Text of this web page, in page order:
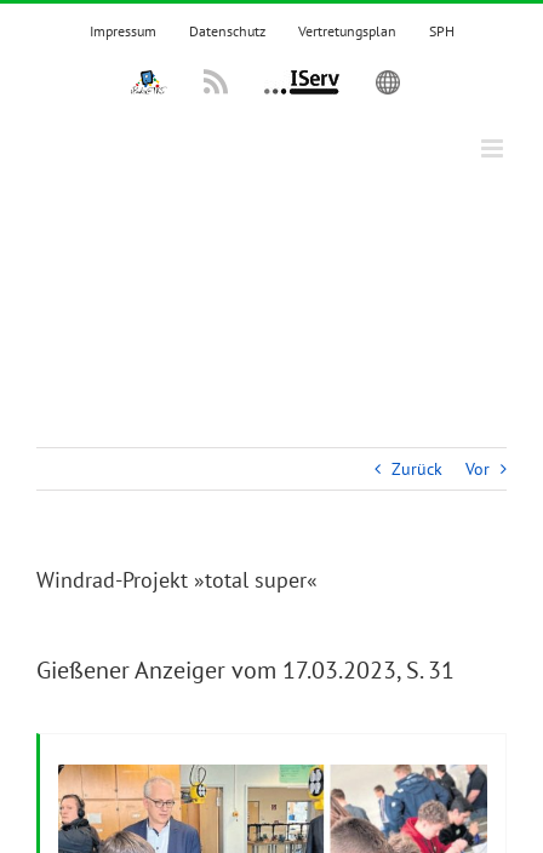
Zum
Impressum Datenschutz Vertretungsplan SPH
IPadsTKSRss IServ English
Zurück Vor
Windrad-Projekt »total super«
Gießener Anzeiger vom 17.03.2023, S. 31